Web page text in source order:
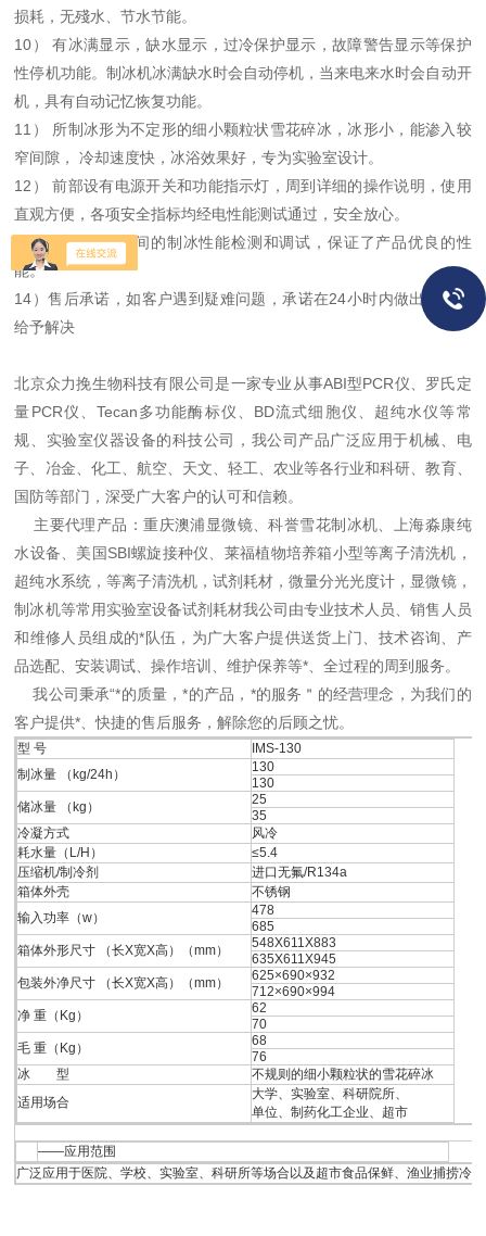
损耗，无殘水、节水节能。
10） 有冰满显示，缺水显示，过冷保护显示，故障警告显示等保护
性停机功能。制冰机冰满缺水时会自动停机，当来电来水时会自动开
机，具有自动记忆恢复功能。
11） 所制冰形为不定形的细小颗粒状雪花碎冰，冰形小，能渗入较
窄间隙， 冷却速度快，冰浴效果好，专为实验室设计。
12） 前部设有电源开关和功能指示灯，周到详细的操作说明，使用
直观方便，各项安全指标均经电性能测试通过，安全放心。
13）
出厂前长时间的制冰性能检测和调试，保证了产品优良的性
能。
14）售后承诺，如客户遇到疑难问题，承诺在24小时内做出反应并
给予解决
北京众力挽生物科技有限公司是一家专业从事ABI型PCR仪、罗氏定
量PCR仪、Tecan多功能酶标仪、BD流式细胞仪、超纯水仪等常
规、实验室仪器设备的科技公司，我公司产品广泛应用于机械、电
子、冶金、化工、航空、天文、轻工、农业等各行业和科研、教育、
国防等部门，深受广大客户的认可和信赖。
主要代理产品：重庆澳浦显微镜、科誉雪花制冰机、上海淼康纯
水设备、美国SBI螺旋接种仪、莱福植物培养箱小型等离子清洗机，
超纯水系统，等离子清洗机，试剂耗材，微量分光光度计，显微镜，
制冰机等常用实验室设备试剂耗材我公司由专业技术人员、销售人员
和维修人员组成的*队伍，为广大客户提供送货上门、技术咨询、产
品选配、安装调试、操作培训、维护保养等*、全过程的周到服务。
我公司秉承“*的质量，*的产品，*的服务＂的经营理念，为我们的
客户提供*、快捷的售后服务，解除您的后顾之忧。
型 号
IMS-130
制冰量 （kg/24h）
130
130
储冰量 （kg）
25
35
冷凝方式
风冷
耗水量（L/H）
≤5.4
压缩机/制冷剂
进口无氟/R134a
箱体外壳
不锈钢
输入功率（w）
478
685
箱体外形尺寸 （长X宽X高）（mm）
548X611X883
635X611X945
包装外净尺寸 （长X宽X高）（mm）
625×690×932
712×690×994
净 重（Kg）
62
70
毛 重（Kg）
68
76
冰 型
不规则的细小颗粒状的雪花碎冰
适用场合
大学、实验室、科研院所、
单位、制药化工企业、超市
——应用范围
广泛应用于医院、学校、实验室、科研所等场合以及超市食品保鲜、渔业捕捞冷